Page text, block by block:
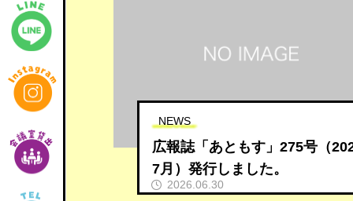
NEWS
広報誌「あともす」275号（
7月）発行しました。
2026.06.30